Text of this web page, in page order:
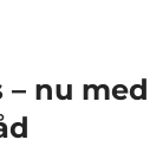
nu med